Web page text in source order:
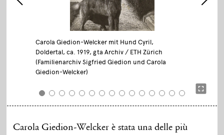
Carola Giedion-Welcker mit Hund Cyril,
Doldertal, ca. 1919, gta Archiv / ETH Zürich
(Familienarchiv Sigfried Giedion und Carola
Giedion-Welcker)
Carola Giedion-Welcker è stata una delle più